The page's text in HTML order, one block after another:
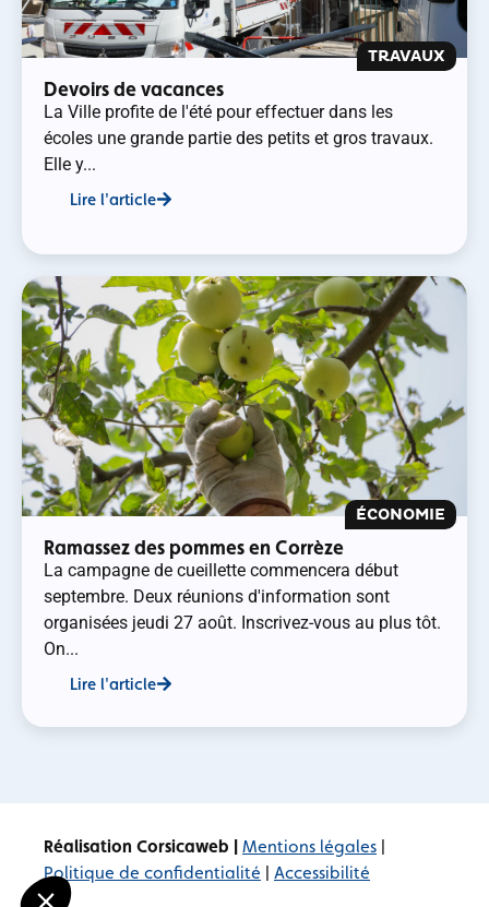
TRAVAUX
Devoirs de vacances
La Ville profite de l'été pour effectuer dans les
écoles une grande partie des petits et gros travaux.
Elle y...
Lire l'article
ÉCONOMIE
Ramassez des pommes en Corrèze
La campagne de cueillette commencera début
septembre. Deux réunions d'information sont
organisées jeudi 27 août. Inscrivez-vous au plus tôt.
On...
Lire l'article
Réalisation Corsicaweb | Mentions légales |
Politique de confidentialité | Accessibilité